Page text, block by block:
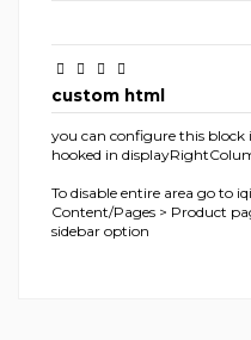
custom html
you can configure this block
hooked in
To disable entire area go to
Content/Pages > Product
sidebar option